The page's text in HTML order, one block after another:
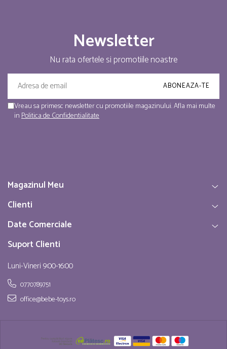
Newsletter
Nu rata ofertele si promotiile noastre
Vreau sa primesc newsletter cu promotiile magazinului. Afla mai multe
inPolitica de Confidentialitate
Magazinul Meu
Clienti
Date Comerciale
Suport Clienti
Luni-Vineri 9:00-16:00
0770789751
office@bebe-toys.ro